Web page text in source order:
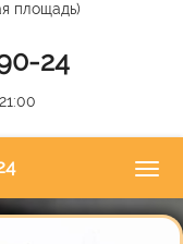
площадь)
24